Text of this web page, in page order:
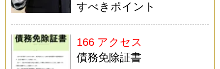
すべきポイント
166 アクセス
債務免除証書